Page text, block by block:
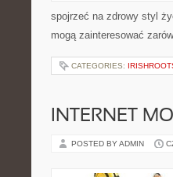
spojrzeć na zdrowy styl
mogą zainteresować
CATEGORIES:
INTERNET
POSTED BY ADMIN